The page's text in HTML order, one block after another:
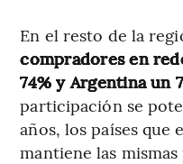
En el resto de la
compradores en
74% y Argentina un
participación se
años, los países que
mantiene las